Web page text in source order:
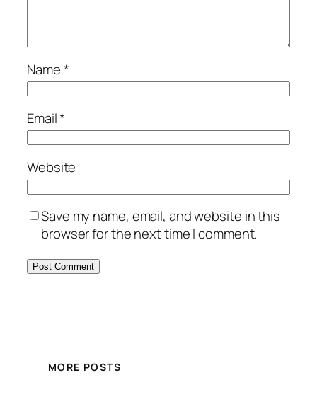
Name*
Email*
Website
Save my name, email, and website in this
browser for the next time I comment.
MORE POSTS